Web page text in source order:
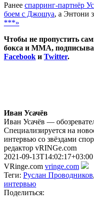
Ранее спарринг-партнёр
боем с Джошуа, а Энтони
***»
Чтобы не пропустить
бокса и ММА,
Facebook и Twitter.
Иван Усачёв
Иван Усачёв —
Специализируется на
интервью со звёздами
редактор vRINGe.com
2021-09-13T14:02:17+03:00
VRinge.com vringe.com
Теги: Руслан Проводников,
интервью
Поделиться: